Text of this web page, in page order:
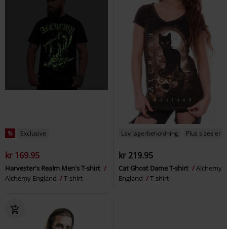
% Exclusive
kr 169.95
Harvester's Realm Men's T-shirt
Alchemy England
T-shirt
Lav lagerbeholdning Plus sizes er
kr 219.95
Cat Ghost Dame T-shirt
Alchemy
England
T-shirt